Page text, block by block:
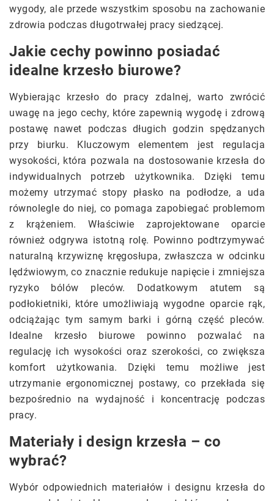
wygody, ale przede wszystkim sposobu na zachowanie
zdrowia podczas długotrwałej pracy siedzącej.
Jakie cechy powinno posiadać
idealne krzesło biurowe?
Wybierając krzesło do pracy zdalnej, warto zwrócić
uwagę na jego cechy, które zapewnią wygodę i zdrową
postawę nawet podczas długich godzin spędzanych
przy biurku. Kluczowym elementem jest regulacja
wysokości, która pozwala na dostosowanie krzesła do
indywidualnych potrzeb użytkownika. Dzięki temu
możemy utrzymać stopy płasko na podłodze, a uda
równolegle do niej, co pomaga zapobiegać problemom
z krążeniem. Właściwie zaprojektowane oparcie
również odgrywa istotną rolę. Powinno podtrzymywać
naturalną krzywiznę kręgosłupa, zwłaszcza w odcinku
lędźwiowym, co znacznie redukuje napięcie i zmniejsza
ryzyko bólów pleców. Dodatkowym atutem są
podłokietniki, które umożliwiają wygodne oparcie rąk,
odciążając tym samym barki i górną część pleców.
Idealne krzesło biurowe powinno pozwalać na
regulację ich wysokości oraz szerokości, co zwiększa
komfort użytkowania. Dzięki temu możliwe jest
utrzymanie ergonomicznej postawy, co przekłada się
bezpośrednio na wydajność i koncentrację podczas
pracy.
Materiały i design krzesła – co
wybrać?
Wybór odpowiednich materiałów i designu krzesła do